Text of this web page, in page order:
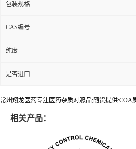
包装规格
CAS编号
纯度
是否进口
常州翔龙医药专注医药杂质对照品;随货提供
相关产品：